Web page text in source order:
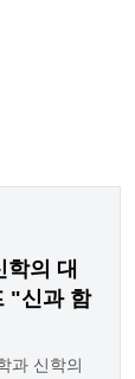
의 대
"신과 함
과 신학의